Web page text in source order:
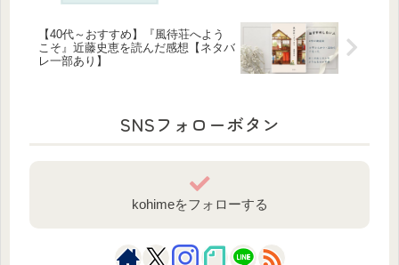
【40代～おすすめ】『風待荘へよう
こそ』近藤史恵を読んだ感想【ネタバ
レ一部あり】
SNSフォローボタン
kohimeをフォローする